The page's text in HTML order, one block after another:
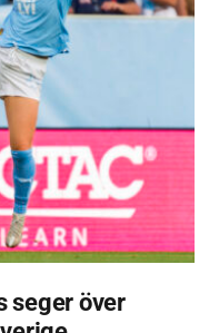
seger över